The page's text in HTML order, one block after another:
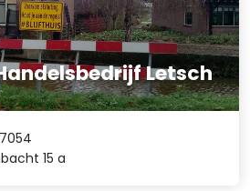
Letsch
15 a